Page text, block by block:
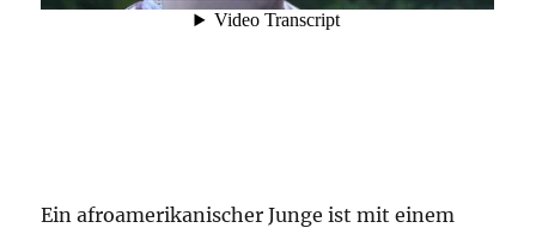
Ein afroamerikanischer Junge ist mit einem